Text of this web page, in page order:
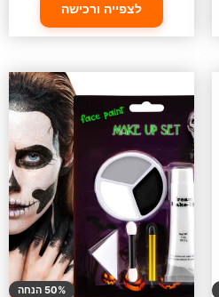
לצפייה ורכישה
50% הנחה